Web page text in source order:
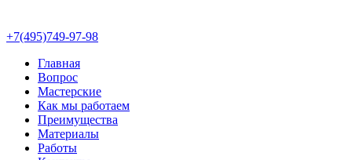
+7(495)749-97-98
Главная
Вопрос
Мастерские
Как мы работаем
Преимущества
Материалы
Работы